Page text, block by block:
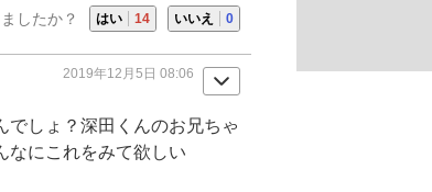
したか？ はい 14 いいえ 0
2019年12月5日 08:06
でしょ？深田くんのお兄ちゃ
なにこれをみて欲しい